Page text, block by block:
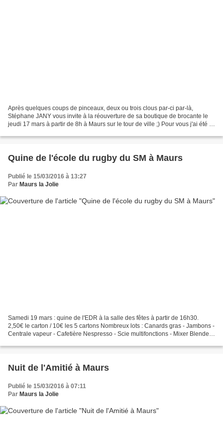
Après quelques coups de pinceaux, deux ou trois clous par-ci par-là,
Stéphane JANY vous invite à la réouverture de sa boutique de brocante le
jeudi 17 mars à partir de 8h à Maurs sur le tour de ville ;) Pour vous j'ai été à
Quine de l'école du rugby du SM à Maurs
Publié le 15/03/2016 à 13:27
Par Maurs la Jolie
Samedi 19 mars : quine de l'EDR à la salle des fêtes à partir de 16h30.
2,50€ le carton / 10€ les 5 cartons Nombreux lots : Canards gras - Jambons -
Centrale vapeur - Cafetière Nespresso - Scie multifonctions - Mixer Blender -
Nuit de l'Amitié à Maurs
Publié le 15/03/2016 à 07:11
Par Maurs la Jolie